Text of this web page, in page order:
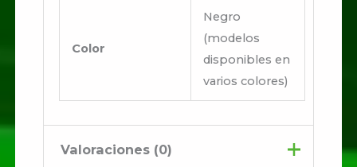
Color
Negro
(modelos
disponibles en
varios colores)
Valoraciones (0)